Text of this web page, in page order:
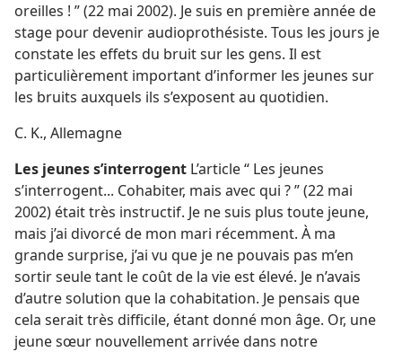
oreilles ! ” (22 mai 2002). Je suis en première année de
stage pour devenir audioprothésiste. Tous les jours je
constate les effets du bruit sur les gens. Il est
particulièrement important d’informer les jeunes sur
les bruits auxquels ils s’exposent au quotidien.
C. K., Allemagne
Les jeunes s’interrogent L’article “ Les jeunes
s’interrogent... Cohabiter, mais avec qui ? ” (22 mai
2002) était très instructif. Je ne suis plus toute jeune,
mais j’ai divorcé de mon mari récemment. À ma
grande surprise, j’ai vu que je ne pouvais pas m’en
sortir seule tant le coût de la vie est élevé. Je n’avais
d’autre solution que la cohabitation. Je pensais que
cela serait très difficile, étant donné mon âge. Or, une
jeune sœur nouvellement arrivée dans notre